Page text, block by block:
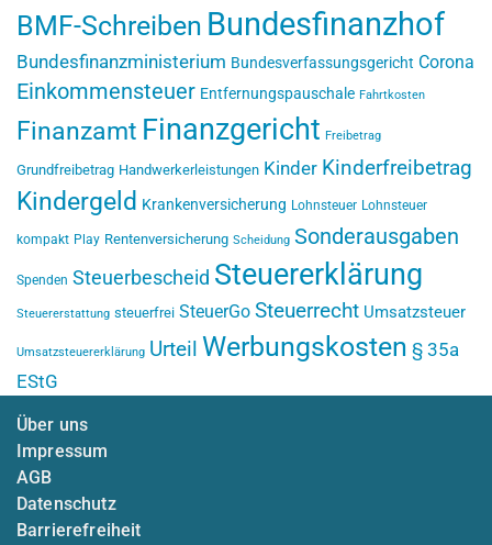
BMF-Schreiben Bundesfinanzhof
Bundesfinanzministerium Bundesverfassungsgericht Corona
Einkommensteuer Entfernungspauschale Fahrtkosten
Finanzamt Finanzgericht Freibetrag
Grundfreibetrag Handwerkerleistungen Kinder Kinderfreibetrag
Kindergeld Krankenversicherung Lohnsteuer Lohnsteuer
kompakt Play Rentenversicherung Scheidung Sonderausgaben
Spenden Steuerbescheid Steuererklärung
Steuererstattung steuerfrei SteuerGo Steuerrecht Umsatzsteuer
Umsatzsteuererklärung Urteil Werbungskosten § 35a
EStG
Über uns
Impressum
AGB
Datenschutz
Barrierefreiheit